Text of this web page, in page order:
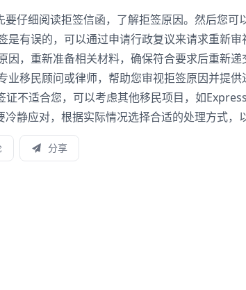
仔细阅读拒签信函，了解拒签原因。然后您可
是有误的，可以通过申请行政复议来请求重新审
，重新准备相关材料，确保符合要求后重新递
移民顾问或律师，帮助您审视拒签原因并提供
证不适合您，可以考虑其他移民项目，如
静应对，根据实际情况选择合适的处理方式，
分享